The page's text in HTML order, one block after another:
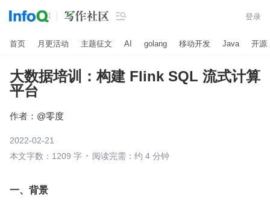
 登录
首页 月更活动 主题征文 AI golang 移动开发 Java 开源
大数据培训：构建 Flink SQL 流式计算
平台
作者： @零度
2022-02-21
本文字数：1209 字
阅读完需：约 4 分钟
​一、背景